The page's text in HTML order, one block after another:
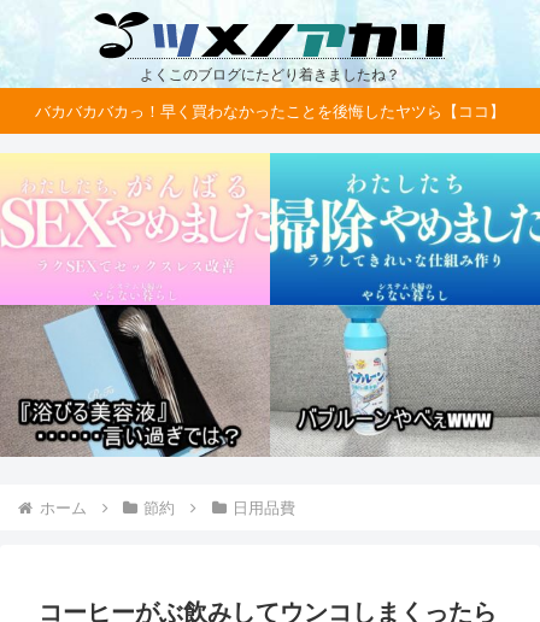
よくこのブログにたどり着きましたね？
バカバカバカっ！早く買わなかったことを後悔したヤツら【ココ】
ホーム 節約 日用品費
コーヒーがぶ飲みしてウンコしまくったら